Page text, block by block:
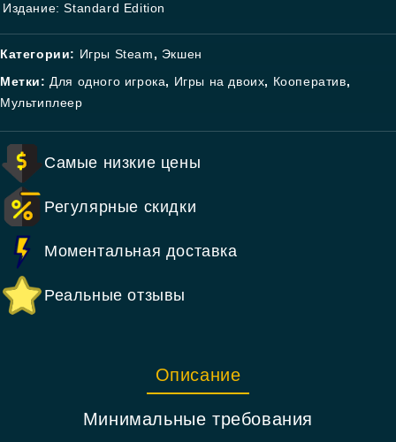
Издание: Standard Edition
Категории: Игры Steam, Экшен
Метки: Для одного игрока, Игры на двоих, Кооператив,
Мультиплеер
Самые низкие цены
Регулярные скидки
Моментальная доставка
Реальные отзывы
Описание
Минимальные требования